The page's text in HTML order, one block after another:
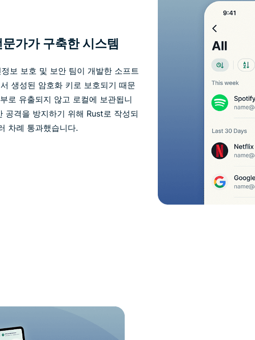
가가 구축한 시스템
보 보호 및 보안 팀이 개발한 소프트
생성된 암호화 키로 보호되기 때문
로 유출되지 않고 로컬에 보관됩니
공격을 방지하기 위해 Rust로 작성되
차례 통과했습니다.